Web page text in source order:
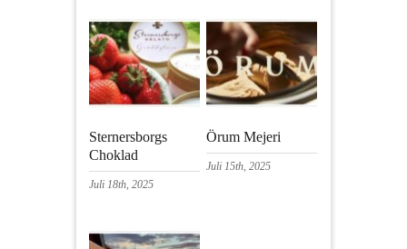
Sternersborgs
Choklad
Juli 18th, 2025
Örum Mejeri
Juli 15th, 2025